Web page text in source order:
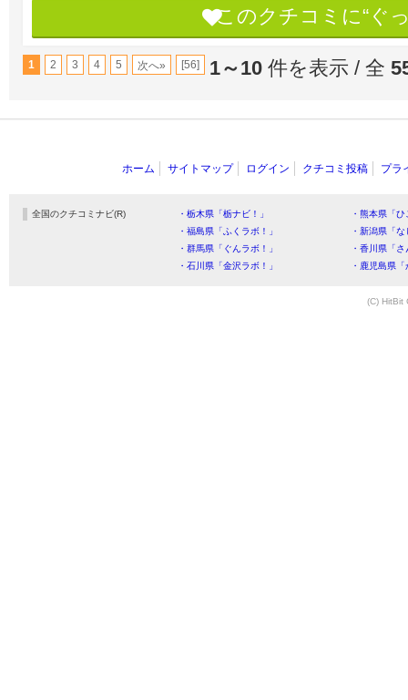
このクチコミに“ぐ
1 2 3 4 5 次へ» [56] 1～10 件を表示 / 全
ホーム サイトマップ ログイン クチコミ投稿 プラ
全国のクチコミナビ(R) ・栃木県「栃ナビ！」
・熊本県「
・福島県「ふくラボ！」
・新潟県「
・群馬県「ぐんラボ！」
・香川県「
・石川県「金沢ラボ！」
・鹿児島県
(C) HitBit